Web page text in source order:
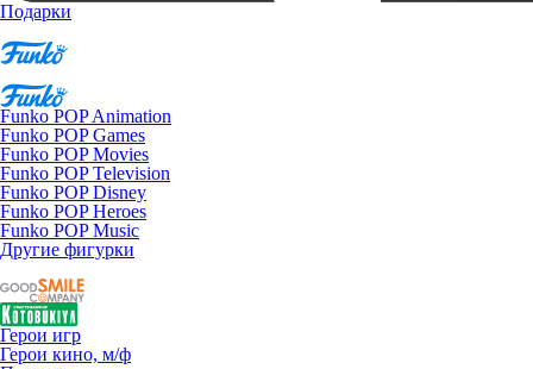
Подарки
Funko POP Animation
Funko POP Games
Funko POP Movies
Funko POP Television
Funko POP Disney
Funko POP Heroes
Funko POP Music
Другие фигурки
Герои игр
Герои кино, м/ф